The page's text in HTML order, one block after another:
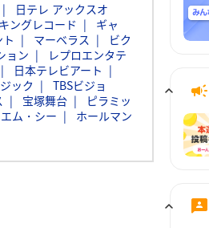
日テレ アックスオ
キングレコード
ギャ
マーベラス
ビク
ョン
レプロエンタテ
日本テレビアート
ック
TBSビジョ
宝塚舞台
ピラミッ
ム・シー ホールマン